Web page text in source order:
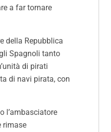
a far tornare
della Repubblica
Spagnoli tanto
di pirati
di navi pirata, con
l’ambasciatore
rimase